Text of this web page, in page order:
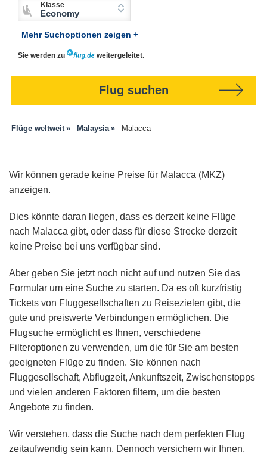
Klasse
Economy
Mehr Suchoptionen zeigen +
Sie werden zu weitergeleitet.
Flug suchen
Flüge weltweit Malaysia Malacca
Wir können gerade keine Preise für Malacca (MKZ)
anzeigen.
Dies könnte daran liegen, dass es derzeit keine Flüge
nach Malacca gibt, oder dass für diese Strecke derzeit
keine Preise bei uns verfügbar sind.
Aber geben Sie jetzt noch nicht auf und nutzen Sie das
Formular um eine Suche zu starten. Da es oft kurzfristig
Tickets von Fluggesellschaften zu Reisezielen gibt, die
gute und preiswerte Verbindungen ermöglichen. Die
Flugsuche ermöglicht es Ihnen, verschiedene
Filteroptionen zu verwenden, um die für Sie am besten
geeigneten Flüge zu finden. Sie können nach
Fluggesellschaft, Abflugzeit, Ankunftszeit, Zwischenstopps
und vielen anderen Faktoren filtern, um die besten
Angebote zu finden.
Wir verstehen, dass die Suche nach dem perfekten Flug
zeitaufwendig sein kann. Dennoch versichern wir Ihnen,